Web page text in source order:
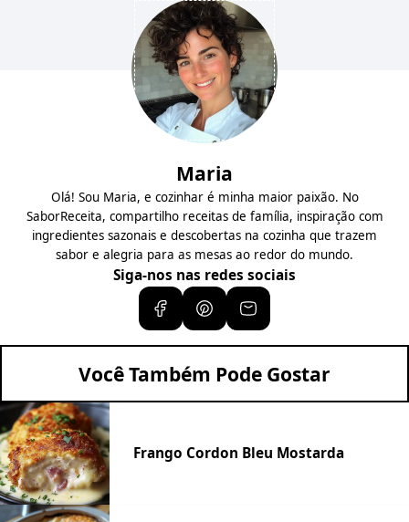
Maria
Olá! Sou Maria, e cozinhar é minha maior paixão. No
SaborReceita, compartilho receitas de família, inspiração com
ingredientes sazonais e descobertas na cozinha que trazem
sabor e alegria para as mesas ao redor do mundo.
Siga-nos nas redes sociais
Você Também Pode Gostar
Frango Cordon Bleu Mostarda